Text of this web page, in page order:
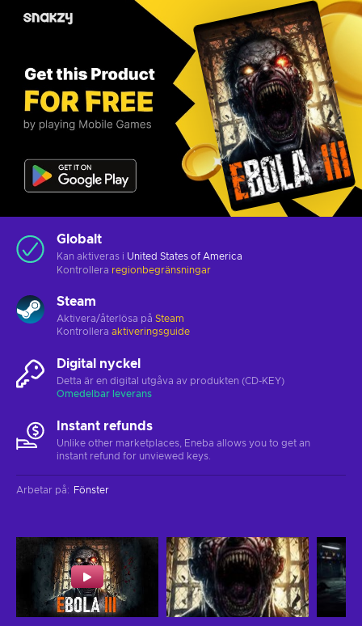
Globalt
Kan aktiveras i United States of America
Kontrollera regionbegränsningar
Steam
Aktivera/återlösa på Steam
Kontrollera aktiveringsguide
Digital nyckel
Detta är en digital utgåva av produkten (CD-KEY)
Omedelbar leverans
Instant refunds
Unlike other marketplaces, Eneba allows you to get an
instant refund for unviewed keys.
Arbetar på: Fönster